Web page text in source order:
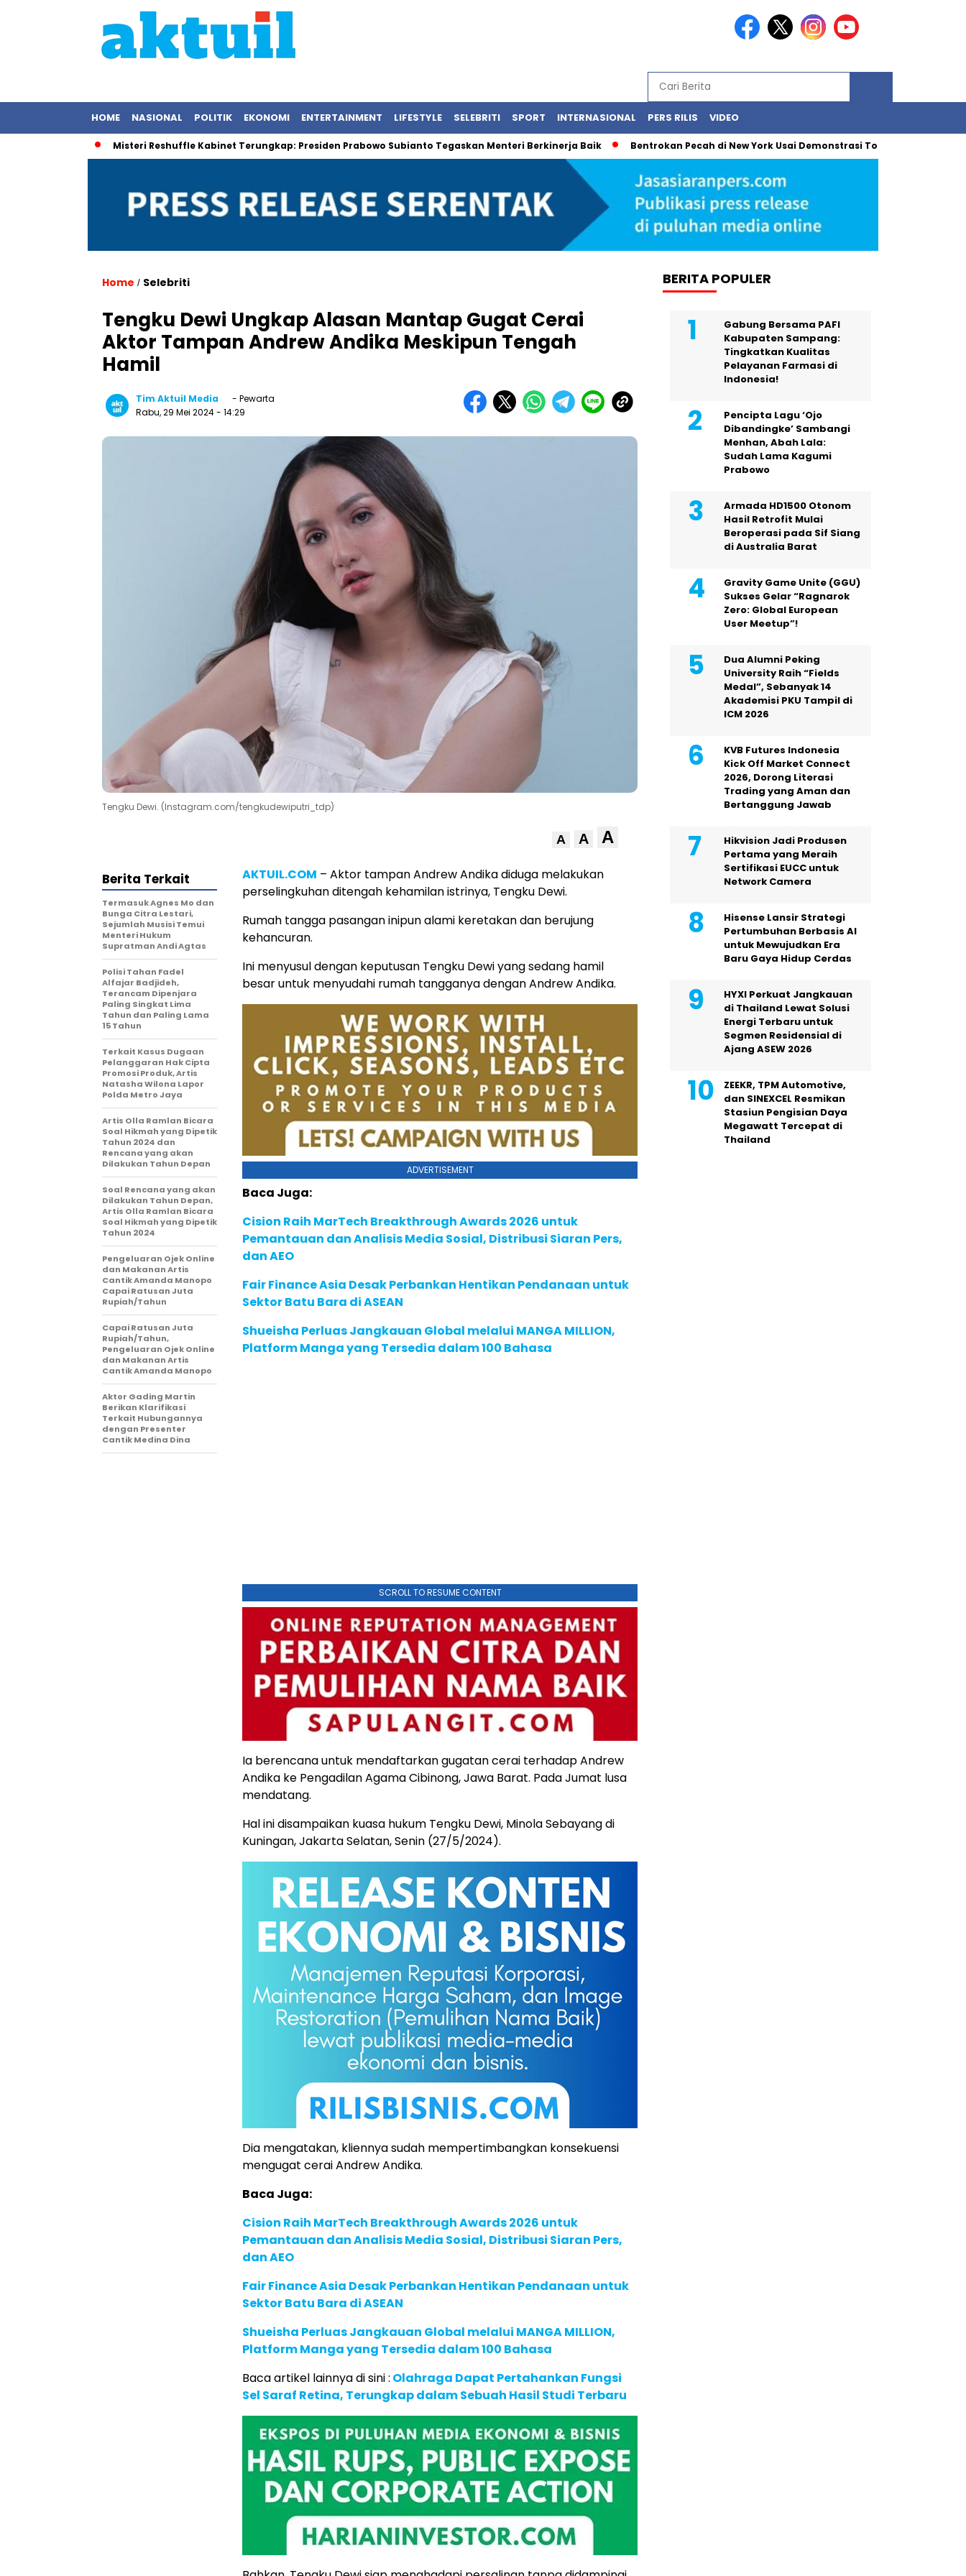
HOME NASIONAL POLITIK EKONOMI ENTERTAINMENT LIFESTYLE SELEBRITI SPORT INTERNASIONAL PERS RILIS VIDEO
Misteri Reshuffle Kabinet Terungkap: Presiden Prabowo Subianto Tegaskan Menteri Berkinerja Baik Bentrokan Pecah di New York Usai Demonstrasi Tolak Penangkapan Imigran
Home / Selebriti
Tengku Dewi Ungkap Alasan Mantap Gugat Cerai
Aktor Tampan Andrew Andika Meskipun Tengah
Hamil
Tim Aktuil Media
- Pewarta
Rabu, 29 Mei 2024- 14:29
Tengku Dewi. (Instagram.com/tengkudewiputri_tdp)
A A A
AKTUIL.COM – Aktor tampan Andrew Andika diduga melakukan
perselingkuhan ditengah kehamilan istrinya, Tengku Dewi.
Rumah tangga pasangan inipun alami keretakan dan berujung
kehancuran.
Ini menyusul dengan keputusan Tengku Dewi yang sedang hamil
besar untuk menyudahi rumah tangganya dengan Andrew Andika.
ADVERTISEMENT
Baca Juga:
Cision Raih MarTech Breakthrough Awards 2026 untuk
Pemantauan dan Analisis Media Sosial, Distribusi Siaran Pers,
dan AEO
Fair Finance Asia Desak Perbankan Hentikan Pendanaan untuk
Sektor Batu Bara di ASEAN
Shueisha Perluas Jangkauan Global melalui MANGA MILLION,
Platform Manga yang Tersedia dalam 100 Bahasa
SCROLL TO RESUME CONTENT
Ia berencana untuk mendaftarkan gugatan cerai terhadap Andrew
Andika ke Pengadilan Agama Cibinong, Jawa Barat. Pada Jumat lusa
mendatang.
Hal ini disampaikan kuasa hukum Tengku Dewi, Minola Sebayang di
Kuningan, Jakarta Selatan, Senin (27/5/2024).
Dia mengatakan, kliennya sudah mempertimbangkan konsekuensi
mengugat cerai Andrew Andika.
Baca Juga:
Cision Raih MarTech Breakthrough Awards 2026 untuk
Pemantauan dan Analisis Media Sosial, Distribusi Siaran Pers,
dan AEO
Fair Finance Asia Desak Perbankan Hentikan Pendanaan untuk
Sektor Batu Bara di ASEAN
Shueisha Perluas Jangkauan Global melalui MANGA MILLION,
Platform Manga yang Tersedia dalam 100 Bahasa
Baca artikel lainnya di sini : Olahraga Dapat Pertahankan Fungsi
Sel Saraf Retina, Terungkap dalam Sebuah Hasil Studi Terbaru
Berita Terkait
Termasuk Agnes Mo dan
Bunga Citra Lestari,
Sejumlah Musisi Temui
Menteri Hukum
Supratman Andi Agtas
Polisi Tahan Fadel
Alfajar Badjideh,
Terancam Dipenjara
Paling Singkat Lima
Tahun dan Paling Lama
15 Tahun
Terkait Kasus Dugaan
Pelanggaran Hak Cipta
Promosi Produk, Artis
Natasha Wilona Lapor
Polda Metro Jaya
Artis Olla Ramlan Bicara
Soal Hikmah yang Dipetik
Tahun 2024 dan
Rencana yang akan
Dilakukan Tahun Depan
Soal Rencana yang akan
Dilakukan Tahun Depan,
Artis Olla Ramlan Bicara
Soal Hikmah yang Dipetik
Tahun 2024
Pengeluaran Ojek Online
dan Makanan Artis
Cantik Amanda Manopo
Capai Ratusan Juta
Rupiah/Tahun
Capai Ratusan Juta
Rupiah/Tahun,
Pengeluaran Ojek Online
dan Makanan Artis
Cantik Amanda Manopo
Aktor Gading Martin
Berikan Klarifikasi
Terkait Hubungannya
dengan Presenter
Cantik Medina Dina
BERITA POPULER
Gabung Bersama PAFI
Kabupaten Sampang:
Tingkatkan Kualitas
Pelayanan Farmasi di
Indonesia!
Pencipta Lagu ‘Ojo
Dibandingke’ Sambangi
Menhan, Abah Lala:
Sudah Lama Kagumi
Prabowo
Armada HD1500 Otonom
Hasil Retrofit Mulai
Beroperasi pada Sif Siang
di Australia Barat
Gravity Game Unite (GGU)
Sukses Gelar “Ragnarok
Zero: Global European
User Meetup”!
Dua Alumni Peking
University Raih “Fields
Medal”, Sebanyak 14
Akademisi PKU Tampil di
ICM 2026
KVB Futures Indonesia
Kick Off Market Connect
2026, Dorong Literasi
Trading yang Aman dan
Bertanggung Jawab
Hikvision Jadi Produsen
Pertama yang Meraih
Sertifikasi EUCC untuk
Network Camera
Hisense Lansir Strategi
Pertumbuhan Berbasis AI
untuk Mewujudkan Era
Baru Gaya Hidup Cerdas
HYXI Perkuat Jangkauan
di Thailand Lewat Solusi
Energi Terbaru untuk
Segmen Residensial di
Ajang ASEW 2026
ZEEKR, TPM Automotive,
dan SINEXCEL Resmikan
Stasiun Pengisian Daya
Megawatt Tercepat di
Thailand